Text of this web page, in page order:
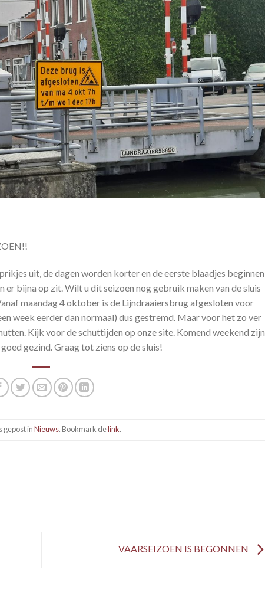
uit, de dagen worden korter en de eerste blaadjes beginnen
bijna op zit. Wilt u dit seizoen nog gebruik maken van de sluis
maandag 4 oktober is de Lijndraaiersbrug afgesloten voor
week eerder dan normaal) dus gestremd. Maar voor het zo ver
Kijk voor de schuttijden op onze site. Komend weekend zijn
gezind. Graag tot ziens op de sluis!
gepost inNieuws. Bookmark delink.
VAARSEIZOEN IS BEGONNEN